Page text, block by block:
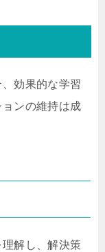
効果的な学習
ンの維持は成
解し、解決策